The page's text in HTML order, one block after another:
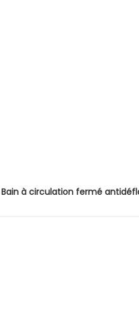
Bain à circulation fermé